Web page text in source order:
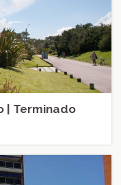
| Terminado